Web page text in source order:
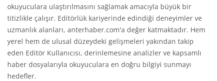
Çevre
Gizlilik Politikası
Reklam ve İşbirliği
okuyuculara ulaştırılmasını sağlamak amacıyla büyük bir
titizlikle çalışır. Editörlük kariyerinde edindiği deneyimler ve
uzmanlık alanları, anterhaber.com'a değer katmaktadır. Hem
yerel hem de ulusal düzeydeki gelişmeleri yakından takip
eden Editör Kullanıcısı, derinlemesine analizler ve kapsamlı
haber dosyalarıyla okuyuculara en doğru bilgiyi sunmayı
hedefler.